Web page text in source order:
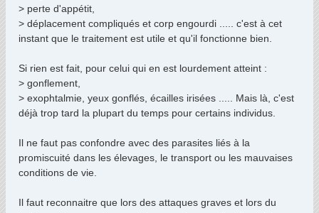
> perte d'appétit,
> déplacement compliqués et corp engourdi ..... c'est à cet
instant que le traitement est utile et qu'il fonctionne bien.
Si rien est fait, pour celui qui en est lourdement atteint :
> gonflement,
> exophtalmie, yeux gonflés, écailles irisées ..... Mais là, c'est
déjà trop tard la plupart du temps pour certains individus.
Il ne faut pas confondre avec des parasites liés à la
promiscuité dans les élevages, le transport ou les mauvaises
conditions de vie.
Il faut reconnaitre que lors des attaques graves et lors du